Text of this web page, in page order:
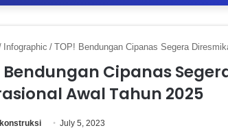
Infographic / TOP! Bendungan Cipanas Segera
Bendungan Cipanas
Awal Tahun 2025
July 5, 2023